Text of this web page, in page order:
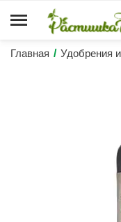
Главная / Удобрения